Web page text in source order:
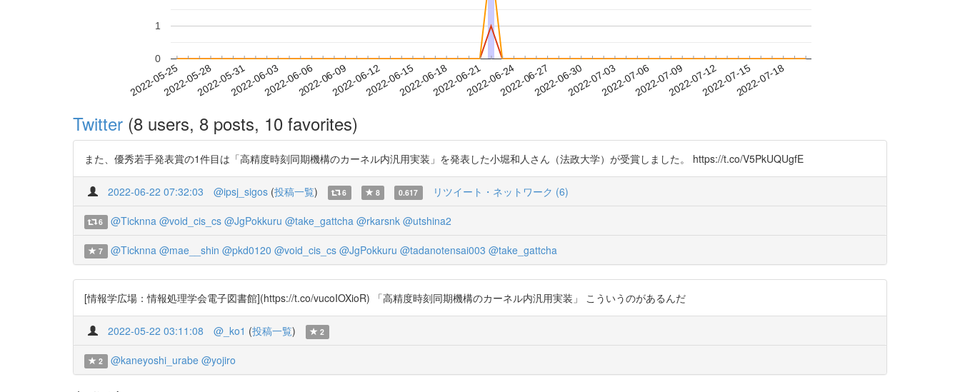
2022-05-252022-05-282022-05-312022-06-032022-06-062022-06-092022-06-122022-06-152022-06-182022-06-212022-06-242022-06-272022-06-302022-07-032022-07-062022-07-092022-07-122022-07-152022-07-18
0
1
Twitter (8 users, 8 posts, 10 favorites)
また、優秀若手発表賞の1件目は「高精度時刻同期機構のカーネル内汎用実装」を発表した小堀和人さん（法政大学）が受賞しました。 https://t.co/V5PkUQUgfE
2022-06-22 07:32:03 @ipsj_sigos (投稿一覧) 6 8 0.617 リツイート・ネットワーク (6)
6 @Ticknna @void_cis_cs @JgPokkuru @take_gattcha @rkarsnk @utshina2
7 @Ticknna @mae__shin @pkd0120 @void_cis_cs @JgPokkuru @tadanotensai003 @take_gattcha
[情報学広場：情報処理学会電子図書館](https://t.co/vucoIOXioR) 「高精度時刻同期機構のカーネル内汎用実装」 こういうのがあるんだ
2022-05-22 03:11:08 @_ko1 (投稿一覧) 2
2 @kaneyoshi_urabe @yojiro